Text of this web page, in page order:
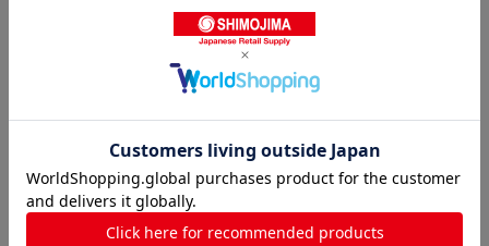
一般両面テープの人気商品との比較
トラスコ中山 tesa 不